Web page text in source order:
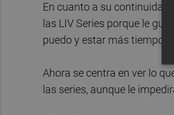
En cuanto a su continuidad
las LIV Series porque le
puedo y estar más tiempo
Ahora se centra en ver lo
las series, aunque le